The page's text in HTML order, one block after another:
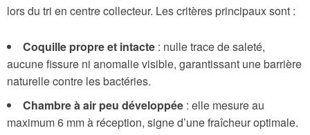
lors du tri en centre collecteur. Les critères principaux sont :
Coquille propre et intacte : nulle trace de saleté,
aucune fissure ni anomalie visible, garantissant une barrière
naturelle contre les bactéries.
Chambre à air peu développée : elle mesure au
maximum 6 mm à réception, signe d’une fraîcheur optimale.